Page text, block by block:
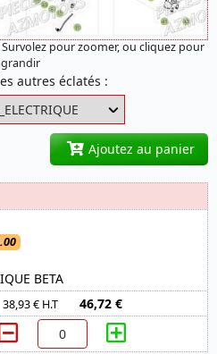
pour zoomer, ou cliquez pour
autres éclatés :
Ajoutez au panier
BETA
38,93 € H.T 46,72 €